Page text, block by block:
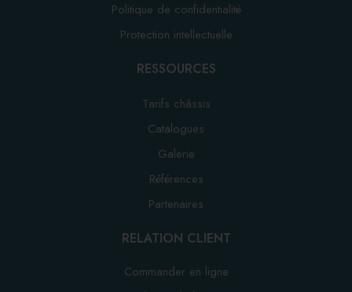
Politique de confidentialité
Protection intellectuelle
RESSOURCES
Tarifs châssis
Catalogues
Galerie
Références
Partenaires
RELATION CLIENT
Commander en ligne